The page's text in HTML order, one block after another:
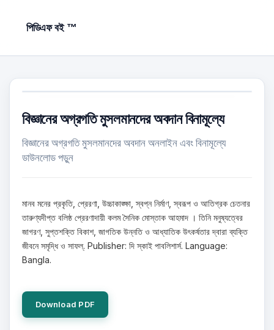
পিডিএফ বই ™
বিজ্ঞানের অগ্রগতি মুসলমানদের অবদান বিনামূল্যে
বিজ্ঞানের অগ্রগতি মুসলমানদের অবদান অনলাইন এবং বিনামূল্যে
ডাউনলোড পড়ুন
মানব মনের প্রকৃতি, প্রেরণা, উচ্চাকাঙ্ক্ষা, স্বপ্ন নির্মাণ, স্বরূপ ও আতিগ্রক চেতনার
তারুণ্যদীপ্ত বলিষ্ঠ প্রেরণাদায়ী কলম সৈনিক মোস্তাক আহমাদ । তিনি মনুষ্যত্বের
জাগরণ, সুপ্তশক্তি বিকাশ, জাগতিক উন্নতি ও আধ্যাতিক উৎকর্ষতার দ্বারা ব্যক্তি
জীবনে সমৃদ্ধি ও সাফল্. Publisher: দি স্কাই পাবলিশার্স. Language:
Bangla.
Download PDF